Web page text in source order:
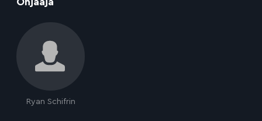
Ryan Schifrin